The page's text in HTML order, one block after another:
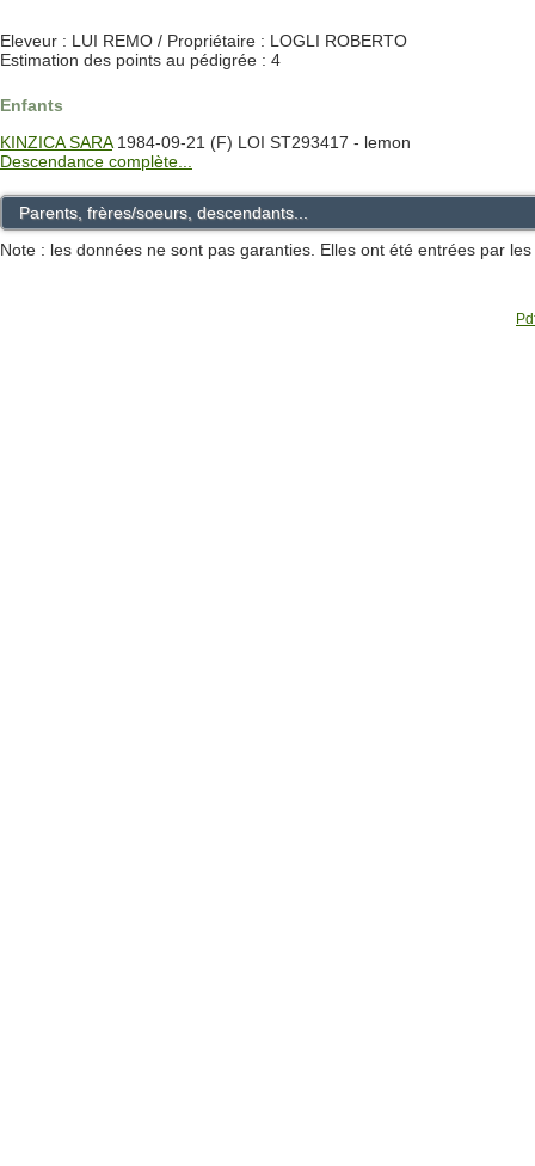
Eleveur : LUI REMO / Propriétaire : LOGLI ROBERTO
Estimation des points au pédigrée : 4
Enfants
KINZICA SARA1984-09-21 (F) LOI ST293417 - lemon
Descendance complète...
Parents, frères/soeurs, descendants...
Note : les données ne sont pas garanties. Elles ont été entrées par